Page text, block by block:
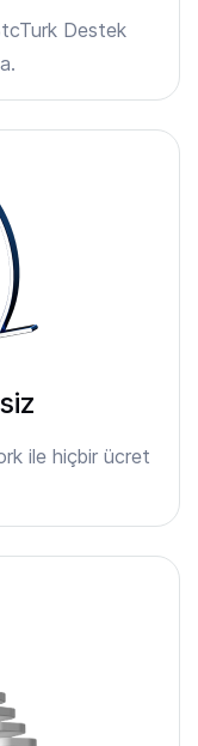
Destek
ile hiçbir ücret